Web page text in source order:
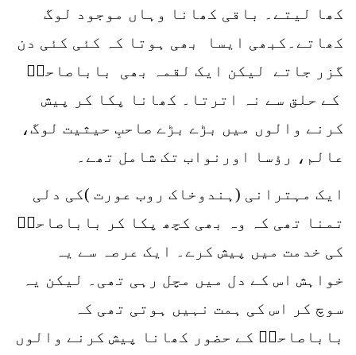
کھا لیتے۔ باقی کھانا وہاں موجود لوگ
کھاتے۔کبھی ایسا بھی ہوتا کہ کئی کئی دن
گزر جاتے لیکن ایک لقمہ بھی باباصاحبؒ
کے حلق سے نہ اترتا۔ کھانا پکا کر پیش
کرنے والوں میں بڑے بڑے صاحبِ حیثیت لوگ،
عالم، رؤسا اورنواب تک شامل تھے۔
ایک مہترانی (ہندوخاک روب عورت )کی دلی
تمنا تھی کہ وہ بھی کچھ پکا کر باباصاحبؒ
کی خدمت میں پیش کرے۔ ایک عرصہ سے یہ
خواہش اس کے دل میں مچل رہی تھی۔ لیکن یہ
سوچ کر اس کی ہمت نہیں ہوتی تھی کہ
باباصاحبؒ کے حضور کھانا پیش کرنے والوں